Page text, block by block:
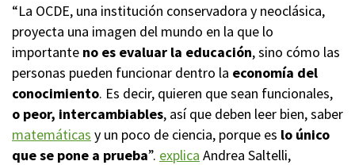
“La OCDE, una institución conservadora y neoclásica,
proyecta una imagen del mundo en la que lo
importante no es evaluar la educación, sino cómo las
personas pueden funcionar dentro la economía del
conocimiento. Es decir, quieren que sean funcionales,
o peor, intercambiables, así que deben leer bien, saber
matemáticas y un poco de ciencia, porque es lo único
que se pone a prueba”. explica Andrea Saltelli,